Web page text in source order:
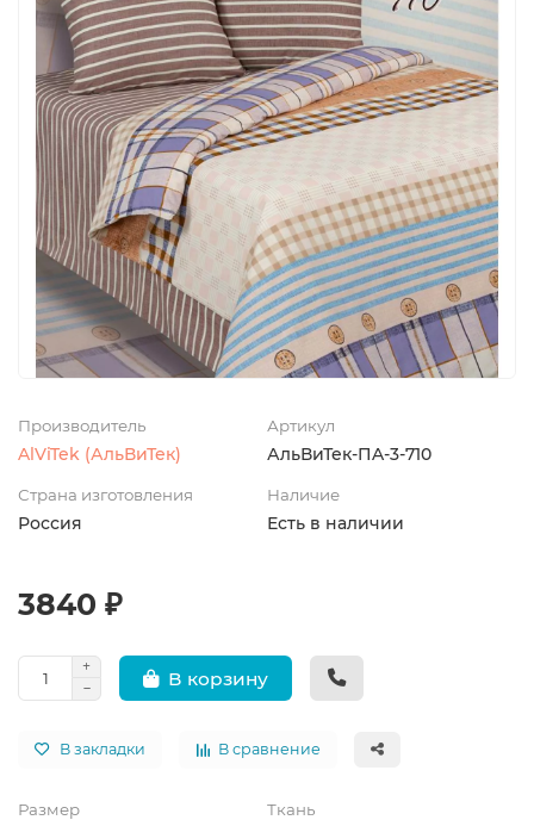
Производитель
AlViTek (АльВиТек)
Артикул
АльВиТек-ПA-3-710
Страна изготовления
Россия
Наличие
Есть в наличии
3840 ₽
В корзину
В закладки В сравнение
Размер Ткань